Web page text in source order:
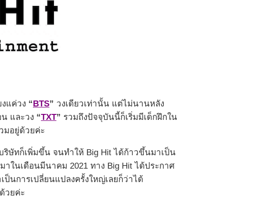
แค่วง “BTS” วงเดียวเท่านั้น แต่ไม่นานหลัง
และวง “TXT” รวมถึงปัจจุบันนี้ก็เริ่มมีเด็กฝึกใน
มอยู่ด้วยค่ะ
ษัทก็เพิ่มขึ้น จนทำให้ Big Hit ได้ก้าวขึ้นมาเป็น
ในเดือนมีนาคม 2021 ทาง Big Hit ได้ประกาศ
ป็นการเปลี่ยนแปลงครั้งใหญ่เลยก็ว่าได้
วยค่ะ